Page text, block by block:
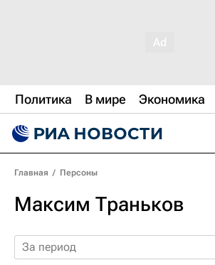
Политика В мире Экономика
Главная / Персоны
Максим Траньков
За период